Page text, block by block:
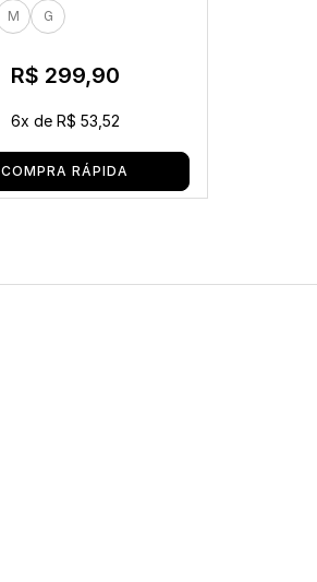
M G
R$ 299,90
6x de R$ 53,52
COMPRA RÁPIDA